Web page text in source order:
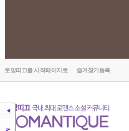
로망띠끄를 시작페이지로 즐겨찾기등록